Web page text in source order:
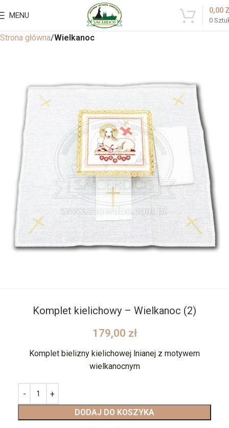
MENU
0
0,00
Strona główna Wielkanoc
Komplet kielichowy – Wielkanoc (2)
179,00 zł
Komplet bielizny kielichowej lnianej z motywem
wielkanocnym
DODAJ DO KOSZYKA